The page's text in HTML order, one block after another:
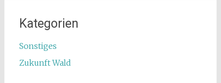
Kategorien
Sonstiges
Zukunft Wald